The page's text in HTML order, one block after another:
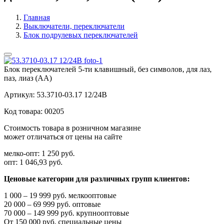
Главная
Выключатели, переключатели
Блок подрулевых переключателей
Блок переключателей 5-ти клавишный, без символов, для лаз,
паз, лиаз (АА)
Артикул: 53.3710-03.17 12/24В
Код товара: 00205
Стоимость товара в розничном магазине
может отличаться от цены на сайте
мелко-опт: 1 250 руб.
опт: 1 046,93 руб.
Ценовые категории для различных групп клиентов:
1 000 – 19 999 руб. мелкооптовые
20 000 – 69 999 руб. оптовые
70 000 – 149 999 руб. крупнооптовые
От 150 000 руб. специальные цены